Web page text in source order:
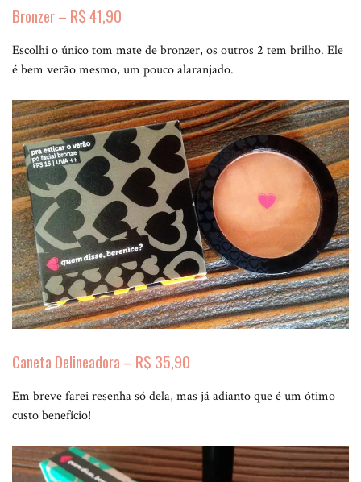
Bronzer – R$ 41,90
Escolhi o único tom mate de bronzer, os outros 2 tem brilho. Ele
é bem verão mesmo, um pouco alaranjado.
Caneta Delineadora – R$ 35,90
Em breve farei resenha só dela, mas já adianto que é um ótimo
custo benefício!